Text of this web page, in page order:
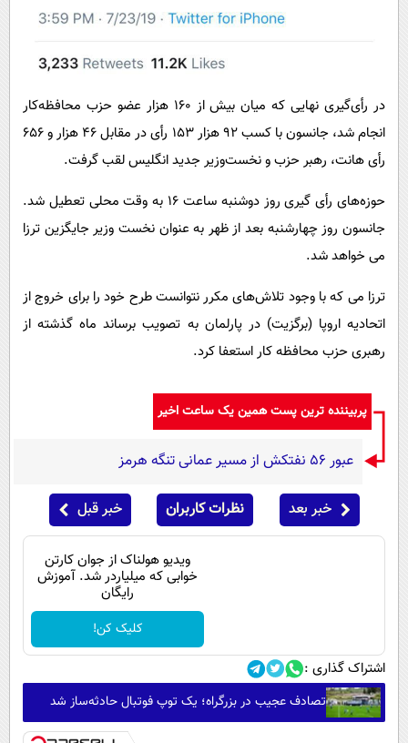
سیاست خارجی
در رأی‌گیری نهایی که میان بیش از ۱۶۰ هزار عضو حزب محافظه‌کار
انجام شد، جانسون با کسب ۹۲ هزار ۱۵۳ رأی در مقابل ۴۶ هزار و ۶۵۶
رأی هانت، رهبر حزب و نخست‌وزیر جدید انگلیس لقب گرفت.
حوزه‌های رأی گیری روز دوشنبه ساعت ۱۶ به وقت محلی تعطیل شد.
جانسون روز چهارشنبه بعد از ظهر به عنوان نخست وزیر جایگزین ترزا
می خواهد شد.
ترزا می که با وجود تلاش‌های مکرر نتوانست طرح خود را برای خروج از
اتحادیه اروپا (برگزیت) در پارلمان به تصویب برساند ماه گذشته از
رهبری حزب محافظه کار استعفا کرد.
پربیننده ترین پست همین یک ساعت اخیر
عبور ۵۶ نفتکش از مسیر عمانی تنگه هرمز
خبر بعد نظرات کاربران خبر قبل
ویدیو هولناک از جوان کارتن
خوابی که میلیاردر شد. آموزش
رایگان
کلیک کن!
اشتراک گذاری :
تصادف عجیب در بزرگراه؛ یک توپ فوتبال حادثه‌ساز شد